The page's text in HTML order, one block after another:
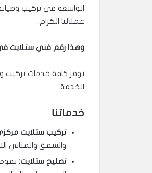
الواسعة في تركيب
عملائنا الكرام.
وهذا رقم فني ستلايت في
الخدمة.
خدماتنا
تركيب ستلايت
والشقق والمباني
تصليح ستلايت: